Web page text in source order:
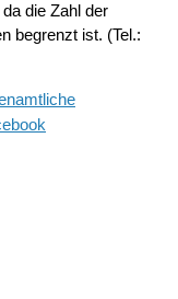
die Zahl der
begrenzt ist. (Tel.: